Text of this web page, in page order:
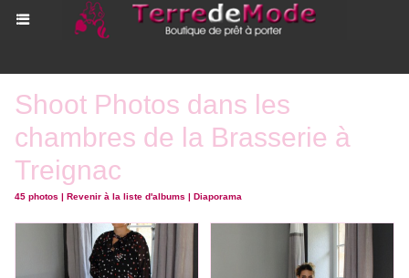
Shoot Photos dans les
chambres de la Brasserie à
Treignac
45 photos | Revenir à la liste d'albums | Diaporama